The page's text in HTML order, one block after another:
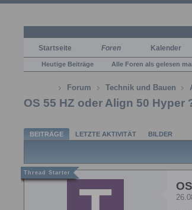
Startseite Foren Kalender
Heutige Beiträge Alle Foren als gelesen
Forum Technik und Bauen
OS 55 HZ oder Align 50 Hyper
BEITRÄGE LETZTE AKTIVITÄT BILDER